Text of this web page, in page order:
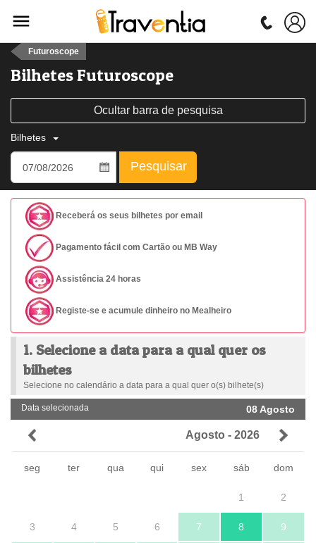
Futuroscope
Bilhetes Futuroscope
Ocultar barra de pesquisa
Bilhetes
Pesquisar
Receberá os seus bilhetes por email
Pagamento fácil com Cartão ou MB Way
Assistência 24 horas
Registe-se e acumule dinheiro no Mealheiro
1. Selecione a data para a qual quer os
bilhetes
Selecione no calendário a data para a qual quer o(s) bilhete(s)
Data selecionada 08 Agosto
Agosto - 2026
seg ter qua qui sex sáb dom
1 2
3 4 5 6 7 8 9